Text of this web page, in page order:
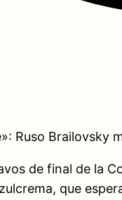
Ruso Brailovsky
de final de la
que